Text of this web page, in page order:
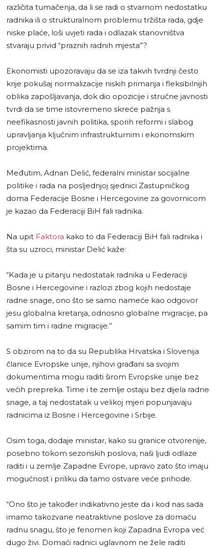
različita tumačenja, da li se radi o stvarnom nedostatku
radnika ili o strukturalnom problemu tržišta rada, gdje
niske plaće, loši uvjeti rada i odlazak stanovništva
stvaraju privid “praznih radnih mjesta”?
Ekonomisti upozoravaju da se iza takvih tvrdnji često
krije pokušaj normalizacije niskih primanja i fleksibilnijih
oblika zapošljavanja, dok dio opozicije i stručne javnosti
tvrdi da se time istovremeno skreće pažnja s
neefikasnosti javnih politika, sporih reformi i slabog
upravljanja ključnim infrastrukturnim i ekonomskim
projektima.
Međutim, Adnan Delić, federalni ministar socijalne
politike i rada na posljednjoj sjednici Zastupničkog
doma Federacije Bosne i Hercegovine za govornicom
je kazao da Federaciji BiH fali radnika.
Na upit Faktora kako to da Federaciji BiH fali radnika i
šta su uzroci, ministar Delić kaže:
“Kada je u pitanju nedostatak radnika u Federaciji
Bosne i Hercegovine i razlozi zbog kojih nedostaje
radne snage, ono što se samo nameće kao odgovor
jesu globalna kretanja, odnosno globalne migracije, pa
samim tim i radne migracije.”
S obzirom na to da su Republika Hrvatska i Slovenija
članice Evropske unije, njihovi građani sa svojim
dokumentima mogu raditi širom Evropske unije bez
većih prepreka. Time i te zemlje ostaju bez dijela radne
snage, a taj nedostatak u velikoj mjeri popunjavaju
radnicima iz Bosne i Hercegovine i Srbije.
Osim toga, dodaje ministar, kako su granice otvorenije,
posebno tokom sezonskih poslova, naši ljudi odlaze
raditi i u zemlje Zapadne Evrope, upravo zato što imaju
mogućnost i priliku da tamo ostvare veće prihode.
“Ono što je također indikativno jeste da i kod nas sada
imamo takozvane neatraktivne poslove za domaću
radnu snagu, što je fenomen koji Zapadna Evropa već
dugo živi. Domaći radnici uglavnom ne žele raditi